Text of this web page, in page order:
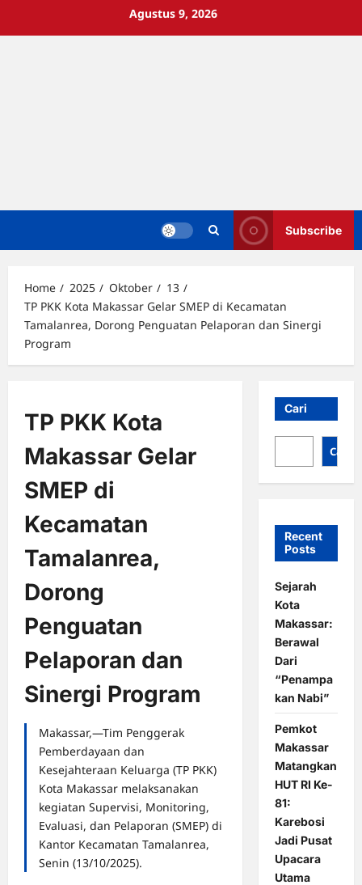
Agustus 9, 2026
Subscribe
Home 2025 Oktober
13
TP PKK Kota Makassar Gelar SMEP di Kecamatan
Tamalanrea, Dorong Penguatan Pelaporan dan Sinergi
Program
TP PKK Kota
Makassar Gelar
SMEP di
Kecamatan
Tamalanrea,
Dorong
Penguatan
Pelaporan dan
Sinergi Program
Makassar,—Tim Penggerak
Pemberdayaan dan
Kesejahteraan Keluarga (TP PKK)
Kota Makassar melaksanakan
kegiatan Supervisi, Monitoring,
Evaluasi, dan Pelaporan (SMEP) di
Kantor Kecamatan Tamalanrea,
Senin (13/10/2025).
Cari
Cari
Recent
Posts
Sejarah
Kota
Makassar:
Berawal
Dari
“Penampa
kan Nabi”
Pemkot
Makassar
Matangkan
HUT RI Ke-
81:
Karebosi
Jadi Pusat
Upacara
Utama